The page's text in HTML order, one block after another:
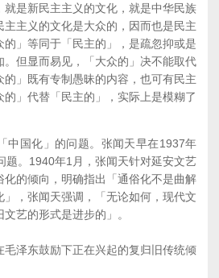
就是新民主主义的文化，就是中华民族
主主义的文化是大众的，因而也是民主
」等同于「民主的」，是疏忽抑或是
。但显而易见，「大众的」决不能取代
的」既有专制愚昧的内容，也可有民主
」代替「民主的」，实际上是模糊了
国化」的问题。张闻天早在1937年
题。1940年1月，张闻天针对延安文艺
的倾向，明确指出「通俗化不是曲解
」，张闻天强调，「无论如何，现代文
艺的形式是进步的」。
泽东鼓励下正在兴起的复归旧传统倾